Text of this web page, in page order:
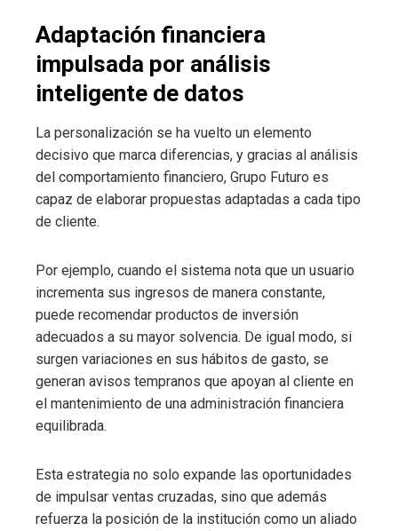
Adaptación financiera
impulsada por análisis
inteligente de datos
La personalización se ha vuelto un elemento
decisivo que marca diferencias, y gracias al análisis
del comportamiento financiero, Grupo Futuro es
capaz de elaborar propuestas adaptadas a cada tipo
de cliente.
Por ejemplo, cuando el sistema nota que un usuario
incrementa sus ingresos de manera constante,
puede recomendar productos de inversión
adecuados a su mayor solvencia. De igual modo, si
surgen variaciones en sus hábitos de gasto, se
generan avisos tempranos que apoyan al cliente en
el mantenimiento de una administración financiera
equilibrada.
Esta estrategia no solo expande las oportunidades
de impulsar ventas cruzadas, sino que además
refuerza la posición de la institución como un aliado